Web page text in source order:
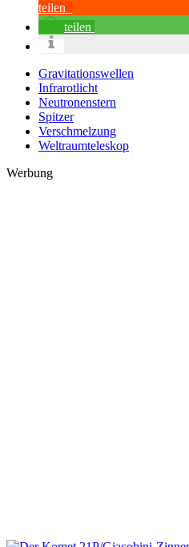
teilen
teilen
Gravitationswellen
Infrarotlicht
Neutronenstern
Spitzer
Verschmelzung
Weltraumteleskop
Werbung